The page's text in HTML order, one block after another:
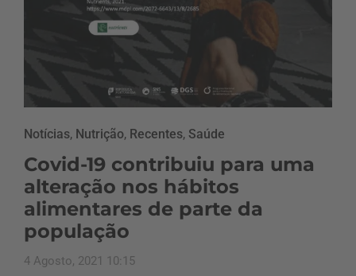
Notícias, Nutrição, Recentes, Saúde
Covid-19 contribuiu para uma
alteração nos hábitos
alimentares de parte da
população
4 Agosto, 2021 10:15